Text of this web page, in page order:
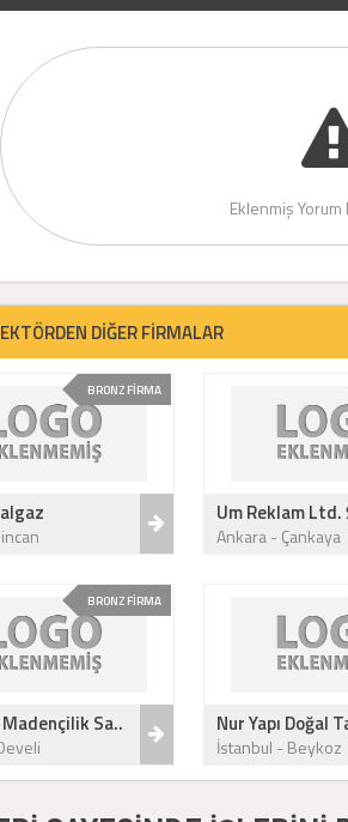
Eklenmiş
DİĞER FİRMALAR
BRONZ FİRMA
Um Reklam Ltd.
Ankara - Çankaya
BRONZ FİRMA
Sa.. Nur Yapı Doğal
İstanbul - Beykoz